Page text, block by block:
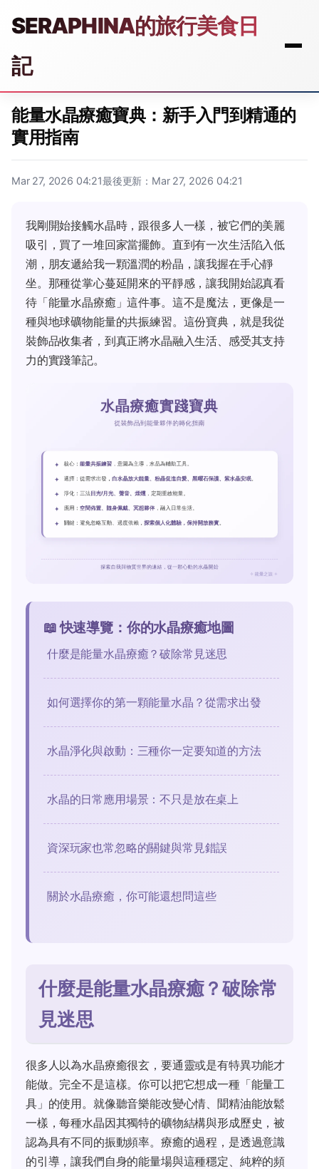
SERAPHINA的旅行美食日
記
能量水晶療癒寶典：新手入門到精通的
實用指南
Mar 27, 2026 04:21最後更新：Mar 27, 2026 04:21
我剛開始接觸水晶時，跟很多人一樣，被它們的美麗
吸引，買了一堆回家當擺飾。直到有一次生活陷入低
潮，朋友遞給我一顆溫潤的粉晶，讓我握在手心靜
坐。那種從掌心蔓延開來的平靜感，讓我開始認真看
待「能量水晶療癒」這件事。這不是魔法，更像是一
種與地球礦物能量的共振練習。這份寶典，就是我從
裝飾品收集者，到真正將水晶融入生活、感受其支持
力的實踐筆記。
📖 快速導覽：你的水晶療癒地圖
什麼是能量水晶療癒？破除常見迷思
如何選擇你的第一顆能量水晶？從需求出發
水晶淨化與啟動：三種你一定要知道的方法
水晶的日常應用場景：不只是放在桌上
資深玩家也常忽略的關鍵與常見錯誤
關於水晶療癒，你可能還想問這些
什麼是能量水晶療癒？破除常
見迷思
很多人以為水晶療癒很玄，要通靈或是有特異功能才
能做。完全不是這樣。你可以把它想成一種「能量工
具」的使用。就像聽音樂能改變心情、聞精油能放鬆
一樣，每種水晶因其獨特的礦物結構與形成歷史，被
認為具有不同的振動頻率。療癒的過程，是透過意識
的引導，讓我們自身的能量場與這種穩定、純粹的頻